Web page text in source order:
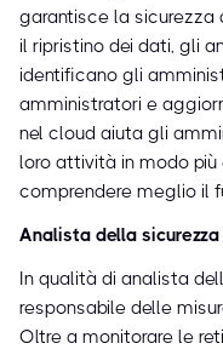
garantisce la sicurezza
il ripristino dei dati, gli
identificano gli
amministratori e
nel cloud aiuta gli
loro attività in modo
comprendere meglio il
Analista della
In qualità di analista
responsabile delle
Oltre a monitorare le